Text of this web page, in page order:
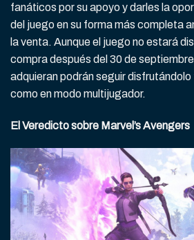
fanáticos por su apoyo y darles la
del juego en su forma más completa
la venta. Aunque el juego no estará
compra después del 30 de
adquieran podrán seguir
como en modo multijugador.
El Veredicto sobre Marvel’s Avengers